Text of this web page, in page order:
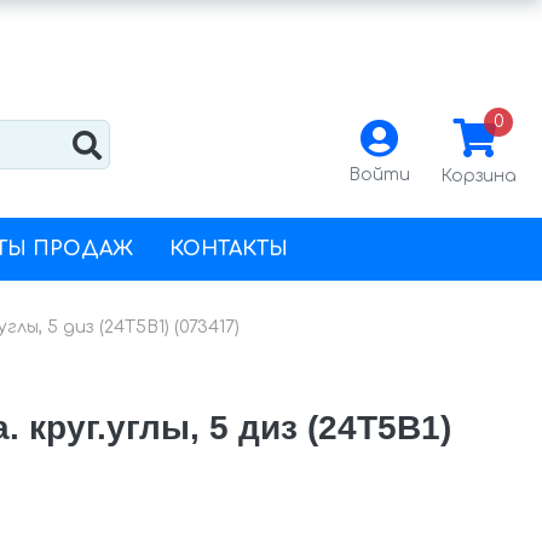
Войти
0
Корзина
ПРОДАЖ КОНТАКТЫ
5 диз (24Т5В1) (073417)
круг.углы, 5 диз (24Т5В1)